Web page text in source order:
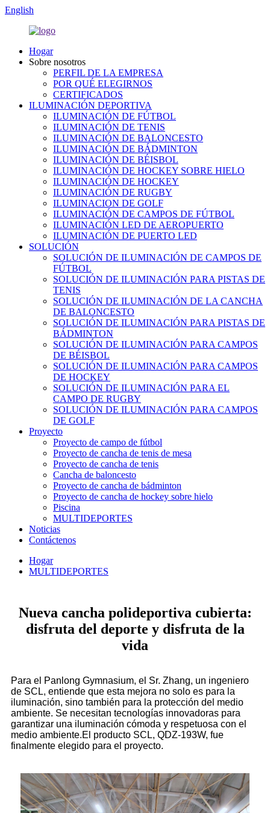
English
Hogar
Sobre nosotros
PERFIL DE LA EMPRESA
POR QUÉ ELEGIRNOS
CERTIFICADOS
ILUMINACIÓN DEPORTIVA
ILUMINACIÓN DE FÚTBOL
ILUMINACIÓN DE TENIS
ILUMINACIÓN DE BALONCESTO
ILUMINACIÓN DE BÁDMINTON
ILUMINACIÓN DE BÉISBOL
ILUMINACIÓN DE HOCKEY SOBRE HIELO
ILUMINACIÓN DE HOCKEY
ILUMINACIÓN DE RUGBY
ILUMINACION DE GOLF
ILUMINACIÓN DE CAMPOS DE FÚTBOL
ILUMINACIÓN LED DE AEROPUERTO
ILUMINACIÓN DE PUERTO LED
SOLUCIÓN
SOLUCIÓN DE ILUMINACIÓN DE CAMPOS DE
FÚTBOL
SOLUCIÓN DE ILUMINACIÓN PARA PISTAS DE
TENIS
SOLUCIÓN DE ILUMINACIÓN DE LA CANCHA
DE BALONCESTO
SOLUCIÓN DE ILUMINACIÓN PARA PISTAS DE
BÁDMINTON
SOLUCIÓN DE ILUMINACIÓN PARA CAMPOS
DE BÉISBOL
SOLUCIÓN DE ILUMINACIÓN PARA CAMPOS
DE HOCKEY
SOLUCIÓN DE ILUMINACIÓN PARA EL
CAMPO DE RUGBY
SOLUCIÓN DE ILUMINACIÓN PARA CAMPOS
DE GOLF
Proyecto
Proyecto de campo de fútbol
Proyecto de cancha de tenis de mesa
Proyecto de cancha de tenis
Cancha de baloncesto
Proyecto de cancha de bádminton
Proyecto de cancha de hockey sobre hielo
Piscina
MULTIDEPORTES
Noticias
Contáctenos
Hogar
MULTIDEPORTES
Nueva cancha polideportiva cubierta:
disfruta del deporte y disfruta de la
vida
Para el Panlong Gymnasium, el Sr. Zhang, un ingeniero
de SCL, entiende que esta mejora no solo es para la
iluminación, sino también para la protección del medio
ambiente. Se necesitan tecnologías innovadoras para
garantizar una iluminación cómoda y respetuosa con el
medio ambiente.El producto SCL, QDZ-193W, fue
finalmente elegido para el proyecto.